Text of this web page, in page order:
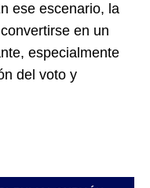
ese escenario, la
en un
especialmente
del voto y